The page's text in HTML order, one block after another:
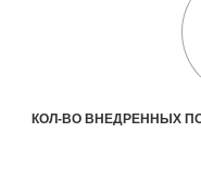
КОЛ-ВО ВНЕДРЕННЫХ